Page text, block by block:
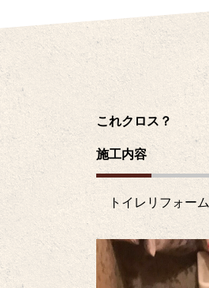
これクロス？
施工内容
トイレリフォーム